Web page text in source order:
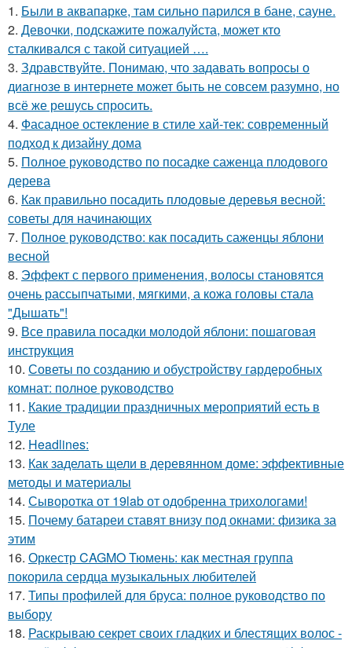
1. Были в аквапарке, там сильно парился в бане, сауне.
2. Девочки, подскажите пожалуйста, может кто
сталкивался с такой ситуацией ….
3. Здравствуйте. Понимаю, что задавать вопросы о
диагнозе в интернете может быть не совсем разумно, но
всё же решусь спросить.
4. Фасадное остекление в стиле хай-тек: современный
подход к дизайну дома
5. Полное руководство по посадке саженца плодового
дерева
6. Как правильно посадить плодовые деревья весной:
советы для начинающих
7. Полное руководство: как посадить саженцы яблони
весной
8. Эффект с первого применения, волосы становятся
очень рассыпчатыми, мягкими, а кожа головы стала
"Дышать"!
9. Все правила посадки молодой яблони: пошаговая
инструкция
10. Советы по созданию и обустройству гардеробных
комнат: полное руководство
11. Какие традиции праздничных мероприятий есть в
Туле
12. Headlines:
13. Как заделать щели в деревянном доме: эффективные
методы и материалы
14. Сыворотка от 19lab от одобренна трихологами!
15. Почему батареи ставят внизу под окнами: физика за
этим
16. Оркестр CAGMO Тюмень: как местная группа
покорила сердца музыкальных любителей
17. Типы профилей для бруса: полное руководство по
выбору
18. Раскрываю секрет своих гладких и блестящих волос -